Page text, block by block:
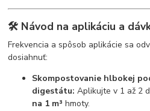
🛠️ Návod na aplikáciu a
Frekvencia a spôsob aplikácie sa
dosiahnuť:
Skompostovanie hlbokej
digestátu: Aplikujte v 1 až 2
na 1 m³ hmoty.